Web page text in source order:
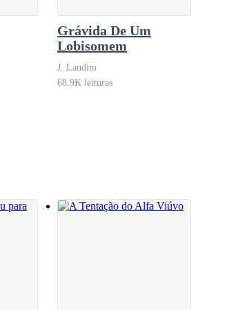
dois territórios, um passo a mais e estariam sob a
Grávida De Um
Lobisomem
J. Landim
68.9K leituras